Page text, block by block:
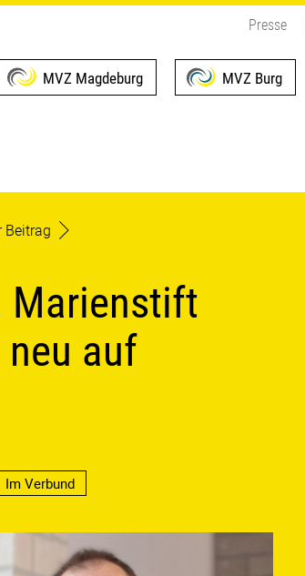
Presse
MVZ Magdeburg MVZ Burg
Beitrag
Marienstift
auf
Im Verbund